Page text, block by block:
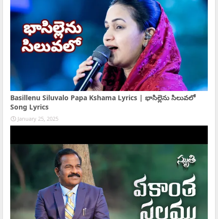
Basillenu Siluvalo Papa Kshama Lyrics | భాసిల్లెను సిలువలో
Song Lyrics
January 25, 2025